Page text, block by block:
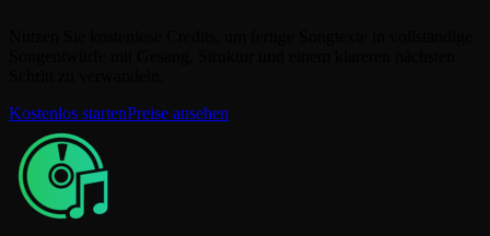
Kostenlos startenPreise ansehen